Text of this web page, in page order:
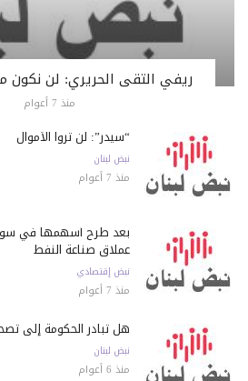
ريفي التقى الحريري: لن نكون
منذ 7 أعوام
“سيدر”: لن تروا الأموال
نبض لبنان
منذ 7 أعوام
بعد طرح أسهمها في
عملاق صناعة النفط
نبض إقتصادي
منذ 7 أعوام
هل تبادر الحكومة إلى
نبض لبنان
منذ 6 أعوام